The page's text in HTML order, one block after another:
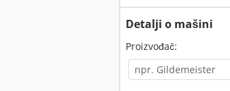
Detalji o mašini
Proizvođač: